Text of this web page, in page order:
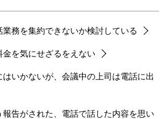
務を集約できないか検討している
を気にせざるをえない
いかないが、会議中の上司は電話に出
告がされた、電話で話した内容を思い